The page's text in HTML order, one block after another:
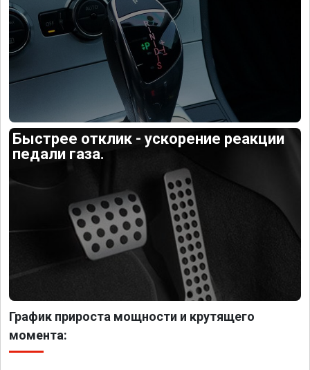
Быстрее отклик - ускорение реакции
педали газа.
График прироста мощности и крутящего
момента: